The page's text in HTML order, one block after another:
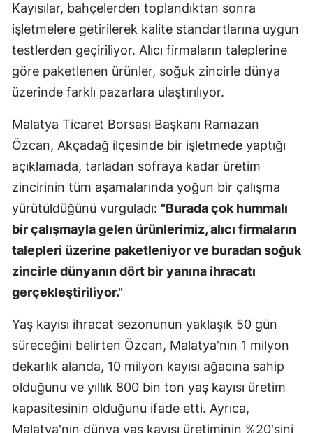
Kayısılar, bahçelerden toplandıktan sonra
işletmelere getirilerek kalite standartlarına uygun
testlerden geçiriliyor. Alıcı firmaların taleplerine
göre paketlenen ürünler, soğuk zincirle dünya
üzerinde farklı pazarlara ulaştırılıyor.
Malatya Ticaret Borsası Başkanı Ramazan
Özcan, Akçadağ ilçesinde bir işletmede yaptığı
açıklamada, tarladan sofraya kadar üretim
zincirinin tüm aşamalarında yoğun bir çalışma
yürütüldüğünü vurguladı: "Burada çok hummalı
bir çalışmayla gelen ürünlerimiz, alıcı firmaların
talepleri üzerine paketleniyor ve buradan soğuk
zincirle dünyanın dört bir yanına ihracatı
gerçekleştiriliyor."
Yaş kayısı ihracat sezonunun yaklaşık 50 gün
süreceğini belirten Özcan, Malatya'nın 1 milyon
dekarlık alanda, 10 milyon kayısı ağacına sahip
olduğunu ve yıllık 800 bin ton yaş kayısı üretim
kapasitesinin olduğunu ifade etti. Ayrıca,
Malatya'nın dünya yaş kayısı üretiminin %20'sini